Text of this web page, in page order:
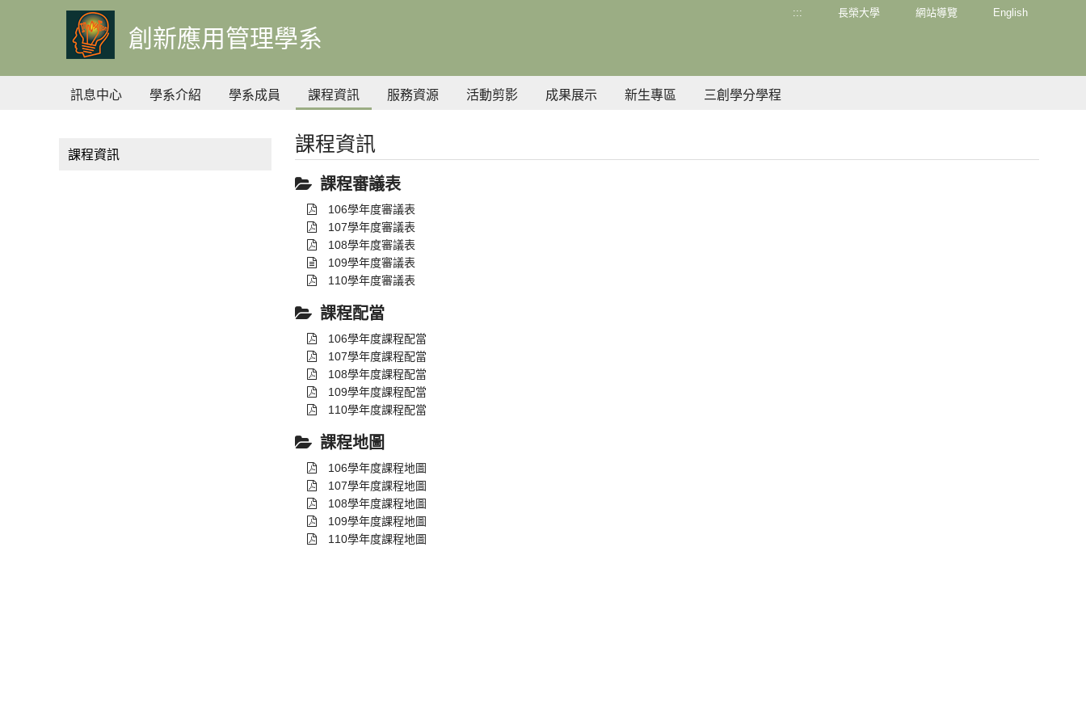
要
內
容
創新應用管理學系
::: 長榮大學 網站導覽 English
訊息中心 學系介紹 學系成員 課程資訊 服務資源 活動剪影 成果展示 新生專區 三創學分學程
課程資訊
課程審議表
106學年度審議表
107學年度審議表
108學年度審議表
109學年度審議表
110學年度審議表
課程配當
106學年度課程配當
107學年度課程配當
108學年度課程配當
109學年度課程配當
110學年度課程配當
課程地圖
106學年度課程地圖
107學年度課程地圖
108學年度課程地圖
109學年度課程地圖
110學年度課程地圖
課程資訊